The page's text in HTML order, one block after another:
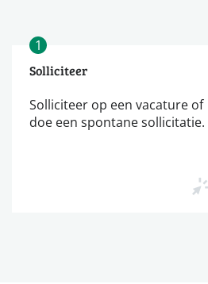
1
Solliciteer
Solliciteer op een vacature of
doe een spontane sollicitatie.